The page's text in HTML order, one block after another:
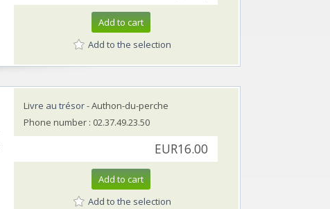
Add to cart
Add to the selection
Livre au trésor- Authon-du-perche
Phone number : 02.37.49.23.50
EUR16.00
Add to cart
Add to the selection